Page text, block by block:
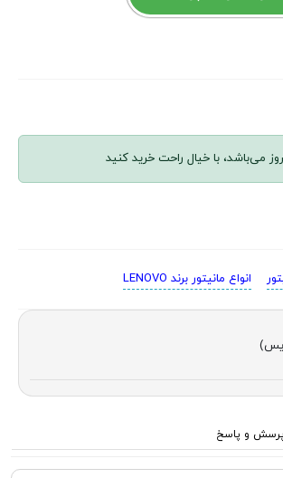
می‌باشد، با خیال راحت خرید کنید
انواع مانیتور برند LENOVO
پرسش و پاسخ